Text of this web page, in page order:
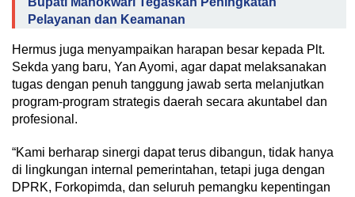
Pelayanan dan Keamanan
Hermus juga menyampaikan harapan besar kepada Plt.
Sekda yang baru, Yan Ayomi, agar dapat melaksanakan
tugas dengan penuh tanggung jawab serta melanjutkan
program-program strategis daerah secara akuntabel dan
profesional.
“Kami berharap sinergi dapat terus dibangun, tidak hanya
di lingkungan internal pemerintahan, tetapi juga dengan
DPRK, Forkopimda, dan seluruh pemangku kepentingan